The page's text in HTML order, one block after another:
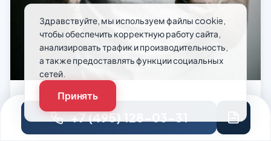
Лечение наркомании у мужчин в Нижнем
Новгороде
Мужчины, страдающие от наркотической
+7 (495) 128-03-31
Здравствуйте, мы используем файлы cookie,
чтобы обеспечить корректную работу сайта,
анализировать трафик и производительность,
а также предоставлять функции социальных
сетей.
Принять